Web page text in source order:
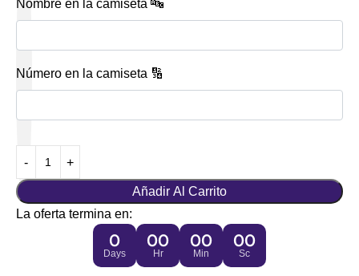
Nombre en la camiseta 🔤
Número en la camiseta 🔢
Añadir Al Carrito
La oferta termina en:
0
Days
00
Hr
00
Min
00
Sc